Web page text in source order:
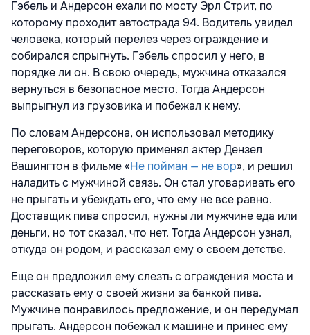
Гэбель и Андерсон ехали по мосту Эрл Стрит, по
которому проходит автострада 94. Водитель увидел
человека, который перелез через ограждение и
собирался спрыгнуть. Гэбель спросил у него, в
порядке ли он. В свою очередь, мужчина отказался
вернуться в безопасное место. Тогда Андерсон
выпрыгнул из грузовика и побежал к нему.
По словам Андерсона, он использовал методику
переговоров, которую применял актер Дензел
Вашингтон в фильме «Не пойман — не вор», и решил
наладить с мужчиной связь. Он стал уговаривать его
не прыгать и убеждать его, что ему не все равно.
Доставщик пива спросил, нужны ли мужчине еда или
деньги, но тот сказал, что нет. Тогда Андерсон узнал,
откуда он родом, и рассказал ему о своем детстве.
Еще он предложил ему слезть с ограждения моста и
рассказать ему о своей жизни за банкой пива.
Мужчине понравилось предложение, и он передумал
прыгать. Андерсон побежал к машине и принес ему